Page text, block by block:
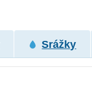
Srážky